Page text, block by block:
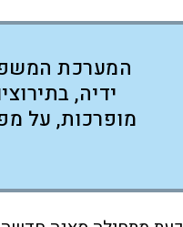
המערכת
ידיה,
מופרכות, על